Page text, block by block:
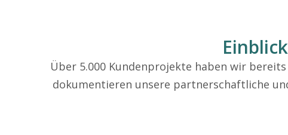
Über 5.000 Kundenprojekte haben wir
dokumentieren unsere partnerschaftliche